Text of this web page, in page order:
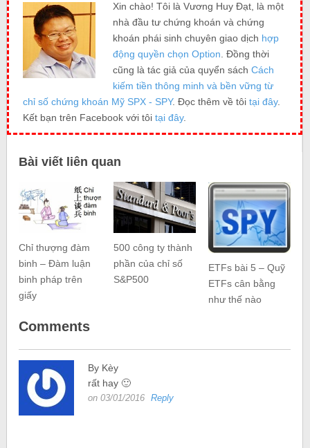
Xin chào! Tôi là Vương Huy Đạt, là một
nhà đầu tư chứng khoán và chứng
khoán phái sinh chuyên giao dịch hợp
động quyền chọn Option . Đồng thời
cũng là tác giả của quyển sách Cách
kiếm tiền thông minh và bền vững từ
chỉ số chứng khoán Mỹ SPX - SPY. Đọc thêm về tôi tại đây.
Kết bạn trên Facebook với tôi tại đây.
Bài viết liên quan
Chỉ thượng đàm
binh – Đàm luận
binh pháp trên
giấy
500 công ty thành
phần của chỉ số
S&P500
ETFs bài 5 – Quỹ
ETFs cân bằng
như thế nào
Comments
By Kèy
rất hay 🙂
on 03/01/2016 Reply